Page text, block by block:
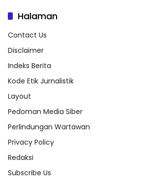
Halaman
Contact Us
Disclaimer
Indeks Berita
Kode Etik Jurnalistik
Layout
Pedoman Media Siber
Perlindungan Wartawan
Privacy Policy
Redaksi
Subscribe Us